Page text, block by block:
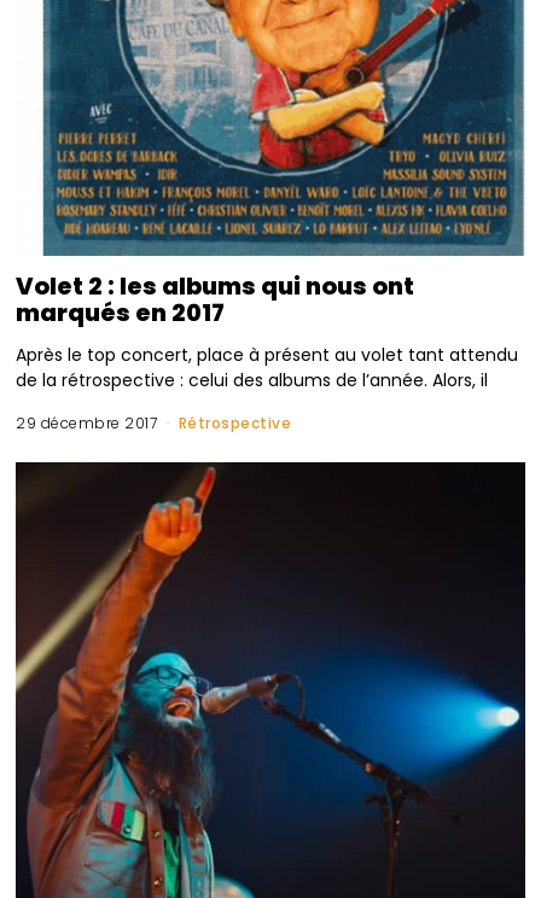
Volet 2 : les albums qui nous ont
marqués en 2017
Après le top concert, place à présent au volet tant attendu
de la rétrospective : celui des albums de l’année. Alors, il
29 décembre 2017 Rétrospective